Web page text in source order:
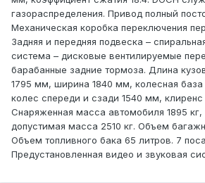
газораспределения. Привод полный
Механическая коробка переключения
Задняя и передняя подвеска –
система – дисковые вентилируемые
барабанные задние тормоза. Длина
1795 мм, ширина 1840 мм, колесная
колес спереди и сзади 1540 мм,
Снаряженная масса автомобиля 1895
допустимая масса 2510 кг. Объем
Объем топливного бака 65 литров. 7
Предустановленная видео и звуковая